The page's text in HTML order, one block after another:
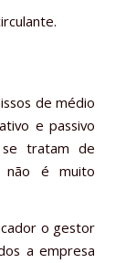
de médio
e passivo
se tratam de
não é muito
o gestor
a empresa